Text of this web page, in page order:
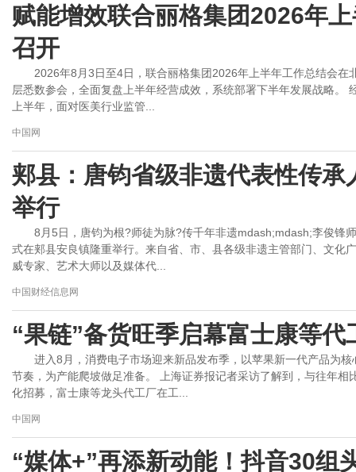
赋能增效联合丽格集团2026年
召开
2026年8月3日至4日，联合丽格集团2026年上半年工作总结会在
层悉数参会，全面复盘上半年经营成效，系统部署下半年发展战略。
上半年，面对医美行业监管...
中国网
郏县：唐钧省级非遗代表性传
举行
8月5日，唐钧为根?师徒为脉?传千年非遗mdash;mdash;李俊锋
式在郏县安良镇隆重举行。来自省、市、县各级非遗主管部门、文化
威专家、艺术大师以及媒体代...
中国财经信息网
“果链”备货旺季启幕富士康等代
进入8月，消费电子市场迎来新品发布季，以苹果新一代产品为核
节奏，为产能爬坡做足准备。 上海证券报记者采访了解到，与往年
化招募，富士康等龙头代工厂在工...
中国网
“媒体+”再添新动能！抖音30组